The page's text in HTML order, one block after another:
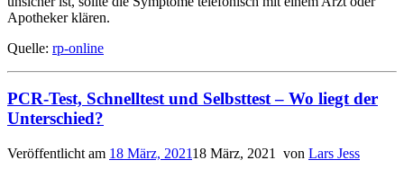
Apotheker klären.
Quelle: rp-online
PCR-Test, Schnelltest und Selbsttest – Wo liegt der
Unterschied?
Veröffentlicht am 18 März, 202118 März, 2021 von Lars Jess